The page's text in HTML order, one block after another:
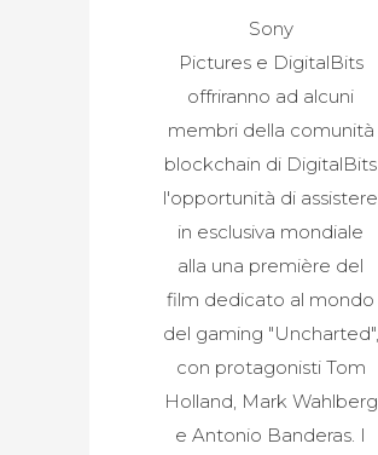
Sony
Pictures e DigitalBits
offriranno ad alcuni
membri della comunità
blockchain di DigitalBits
l'opportunità di assistere
in esclusiva mondiale
alla una première del
film dedicato al mondo
del gaming "Uncharted",
con protagonisti Tom
Holland, Mark Wahlberg
e Antonio Banderas. I